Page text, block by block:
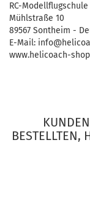
RC-Modellflugschule
Mühlstraße 10
89567 Sontheim -
E-Mail:
www.helicoach-
BESTELLTEN,